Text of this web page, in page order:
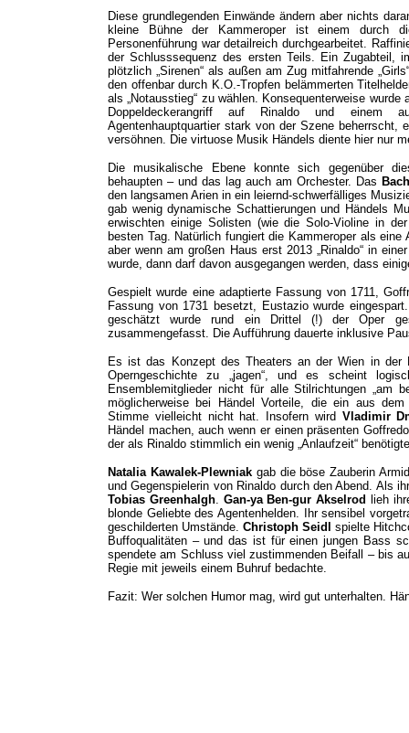
Diese grundlegenden Einwände ändern aber nichts
kleine Bühne der Kammeroper ist einem durch
Personenführung war detailreich durchgearbeitet.
der Schlusssequenz des ersten Teils. Ein Zugabteil,
plötzlich „Sirenen“ als außen am Zug mitfahrende
den offenbar durch K.O.-Tropfen belämmerten
als „Notausstieg“ zu wählen. Konsequenterweise
Doppeldeckerangriff auf Rinaldo und einem
Agentenhauptquartier stark von der Szene
versöhnen. Die virtuose Musik Händels diente hier nur
Die musikalische Ebene konnte sich gegenüber
behaupten – und das lag auch am Orchester. Das
den langsamen Arien in ein leiernd-schwerfälliges
gab wenig dynamische Schattierungen und Händels
erwischten einige Solisten (wie die Solo-Violine in
besten Tag. Natürlich fungiert die Kammeroper als
aber wenn am großen Haus erst 2013 „Rinaldo“ in
wurde, dann darf davon ausgegangen werden, dass
Gespielt wurde eine adaptierte Fassung von 1711,
Fassung von 1731 besetzt, Eustazio wurde
geschätzt wurde rund ein Drittel (!) der Oper
zusammengefasst. Die Aufführung dauerte inklusive
Es ist das Konzept des Theaters an der Wien in der
Operngeschichte zu „jagen“, und es scheint
Ensemblemitglieder nicht für alle Stilrichtungen „am
möglicherweise bei Händel Vorteile, die ein aus
Stimme vielleicht nicht hat. Insofern wird Vladimir
Händel machen, auch wenn er einen präsenten
der als Rinaldo stimmlich ein wenig „Anlaufzeit“
Natalia Kawalek-Plewniakgab die böse Zauberin
und Gegenspielerin von Rinaldo durch den Abend. Als
Tobias Greenhalgh. Gan-ya Ben-gur Akselrod
lieh
blonde Geliebte des Agentenhelden. Ihr sensibel
geschilderten Umstände. Christoph Seidl
spielte
Buffoqualitäten – und das ist für einen jungen Bass
spendete am Schluss viel zustimmenden Beifall – bis
Regie mit jeweils einem Buhruf bedachte.
Fazit: Wer solchen Humor mag, wird gut unterhalten.